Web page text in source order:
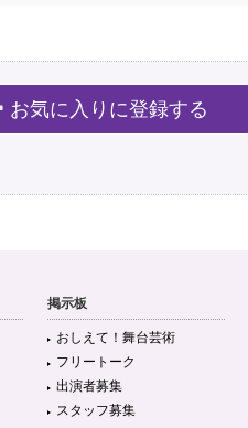
お気に入りに登録する
掲示板
おしえて！舞台芸術
フリートーク
出演者募集
スタッフ募集